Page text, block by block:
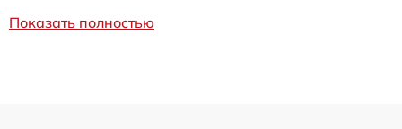
Показать полностью